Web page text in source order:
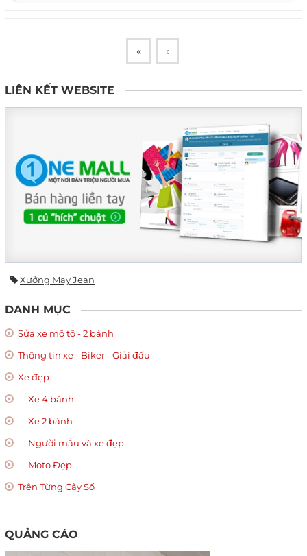
« ‹
LIÊN KẾT WEBSITE
Xưởng May Jean
DANH MỤC
Sửa xe mô tô - 2 bánh
Thông tin xe - Biker - Giải đấu
Xe đẹp
--- Xe 4 bánh
--- Xe 2 bánh
--- Người mẫu và xe đẹp
--- Moto Đẹp
Trên Từng Cây Số
QUẢNG CÁO